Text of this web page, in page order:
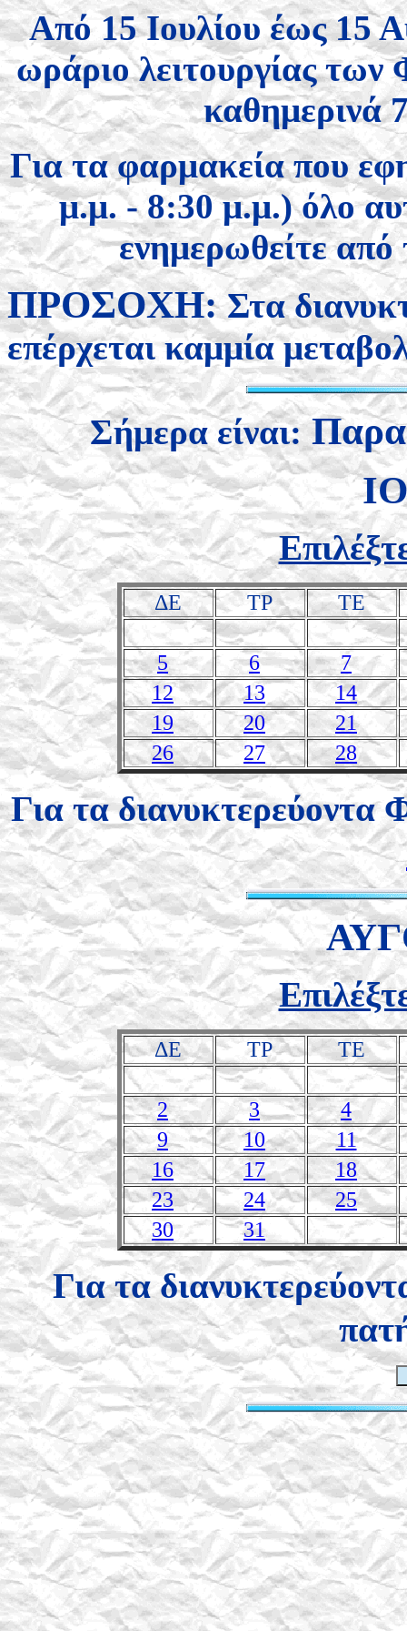
Από 15 Ιουλίου έως 15
ωράριο λειτουργίας
καθημερινά
Για τα φαρμακεία που
μ.μ. - 8:30 μ.μ.) όλο
ενημερωθείτε
ΠΡΟΣΟΧΗ:Στα
επέρχεται καμμία
Σήμερα είναι:
ΔΕ ΤΡ ΤΕ
5 6
7
12
13
14
19
20
21
26
27 28
Για τα διανυκτερεύοντα
ΔΕ ΤΡ ΤΕ
2 3
4
9
10
11
16
17
18
23
24
25
30
31
Για τα